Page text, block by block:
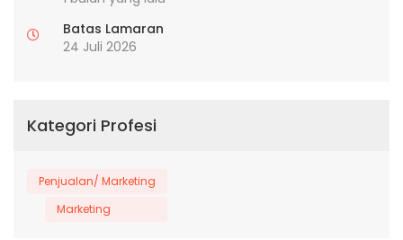
Batas Lamaran
24 Juli 2026
Kategori Profesi
Penjualan/ Marketing
Marketing